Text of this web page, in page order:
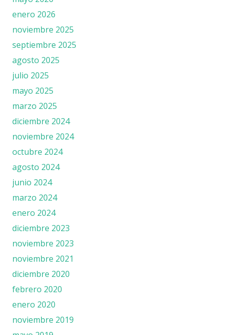
enero 2026
noviembre 2025
septiembre 2025
agosto 2025
julio 2025
mayo 2025
marzo 2025
diciembre 2024
noviembre 2024
octubre 2024
agosto 2024
junio 2024
marzo 2024
enero 2024
diciembre 2023
noviembre 2023
noviembre 2021
diciembre 2020
febrero 2020
enero 2020
noviembre 2019